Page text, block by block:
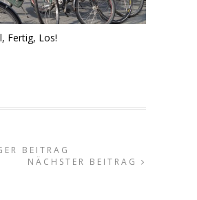
Fertig, Los!
BEITRAG
NÄCHSTER BEITRAG